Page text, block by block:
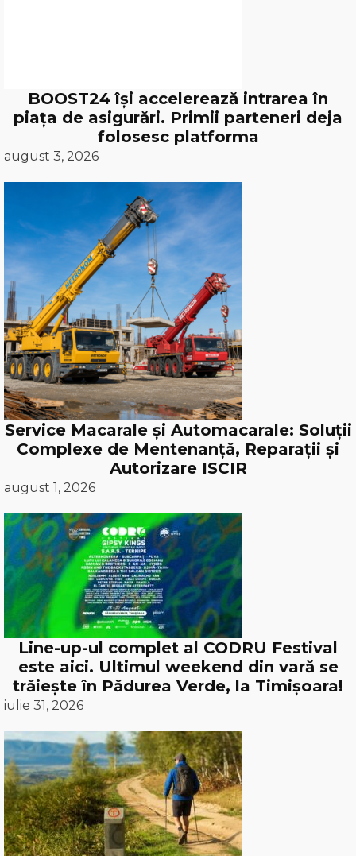
BOOST24 își accelerează intrarea în
piața de asigurări. Primii parteneri deja
folosesc platforma
august 3, 2026
Service Macarale și Automacarale: Soluții
Complexe de Mentenanță, Reparații și
Autorizare ISCIR
august 1, 2026
Line-up-ul complet al CODRU Festival
este aici. Ultimul weekend din vară se
trăiește în Pădurea Verde, la Timișoara!
iulie 31, 2026